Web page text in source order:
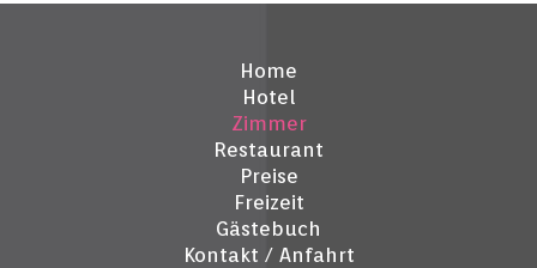
Home
Hotel
Zimmer
Restaurant
Preise
Freizeit
Gästebuch
Kontakt / Anfahrt